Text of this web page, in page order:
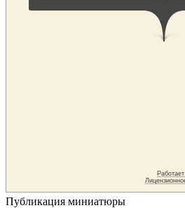
Публикация миниатюры